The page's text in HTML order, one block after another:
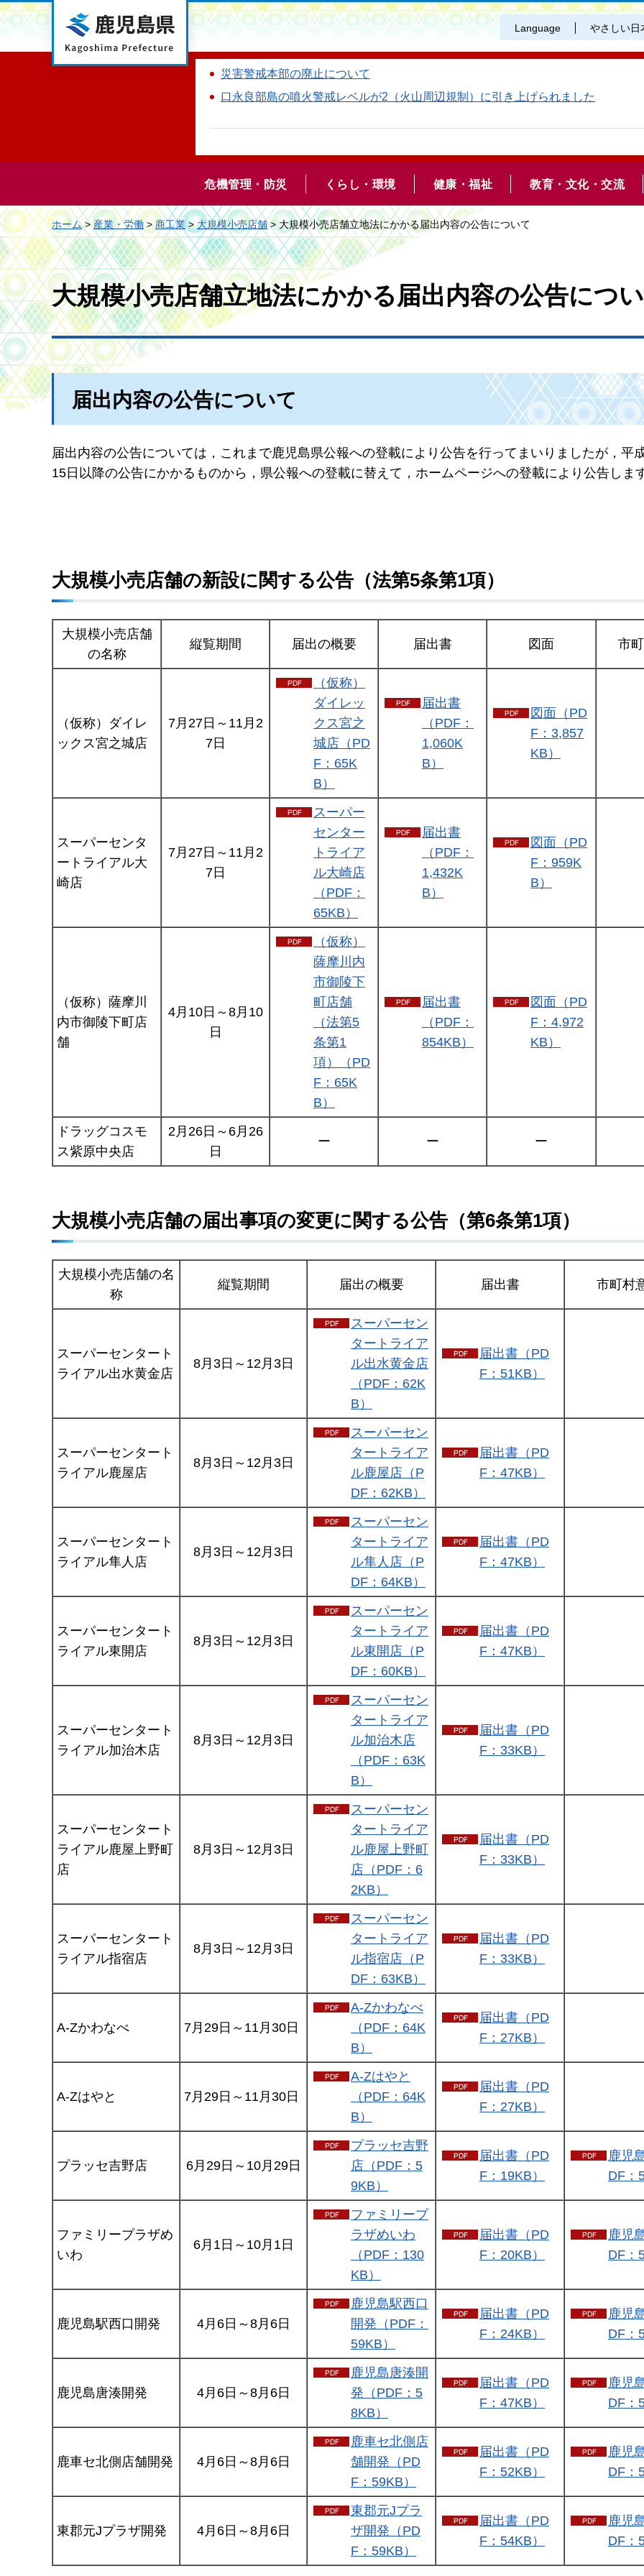
鹿児島県 Language やさしい日
災害警戒本部の廃止について
口永良部島の噴火警戒レベルが2（火山周辺規制）に引き上げられました
危機管理・防災 くらし・環境 健康・福祉 教育・文化・交流
ホーム>産業・労働>商工業>大規模小売店舗> 大規模小売店舗立地法にかかる届出内容の公告について
大規模小売店舗立地法にかかる届出内容の公告につ
届出内容の公告について
届出内容の公告については，これまで鹿児島県公報への登載により公告を行ってまいりましたが，平
15日以降の公告にかかるものから，県公報への登載に替えて，ホームページへの登載により公告します
大規模小売店舗の新設に関する公告（法第5条第1項）
大規模小売店舗
の名称
縦覧期間 届出の概要 届出書 図面 市
（仮称）ダイレ
ックス宮之城店
7月27日～11月2
7日
（仮称）
ダイレッ
クス宮之
城店（PD
F：65K
B）
届出書
（PDF：
1,060K
B）
図面（PD
F：3,857
KB）
スーパーセンタ
ートライアル大
崎店
7月27日～11月2
7日
スーパー
センター
トライア
ル大崎店
（PDF：
65KB）
届出書
（PDF：
1,432K
B）
図面（PD
F：959K
B）
（仮称）薩摩川
内市御陵下町店
舗
4月10日～8月10
日
（仮称）
薩摩川内
市御陵下
町店舗
（法第5
条第1
項）（PD
F：65K
B）
届出書
（PDF：
854KB）
図面（PD
F：4,972
KB）
ドラッグコスモ
ス紫原中央店
2月26日～6月26
日
ー ー ー
大規模小売店舗の届出事項の変更に関する公告（第6条第1項）
大規模小売店舗の名
称
縦覧期間 届出の概要 届出書 市町村
スーパーセンタート
ライアル出水黄金店
8月3日～12月3日
スーパーセン
タートライア
ル出水黄金店
（PDF：62K
B）
届出書（PD
F：51KB）
スーパーセンタート
ライアル鹿屋店
8月3日～12月3日
スーパーセン
タートライア
ル鹿屋店（P
DF：62KB）
届出書（PD
F：47KB）
スーパーセンタート
ライアル隼人店
8月3日～12月3日
スーパーセン
タートライア
ル隼人店（P
DF：64KB）
届出書（PD
F：47KB）
スーパーセンタート
ライアル東開店
8月3日～12月3日
スーパーセン
タートライア
ル東開店（P
DF：60KB）
届出書（PD
F：47KB）
スーパーセンタート
ライアル加治木店
8月3日～12月3日
スーパーセン
タートライア
ル加治木店
（PDF：63K
B）
届出書（PD
F：33KB）
スーパーセンタート
ライアル鹿屋上野町
店
8月3日～12月3日
スーパーセン
タートライア
ル鹿屋上野町
店（PDF：6
2KB）
届出書（PD
F：33KB）
スーパーセンタート
ライアル指宿店
8月3日～12月3日
スーパーセン
タートライア
ル指宿店（P
DF：63KB）
届出書（PD
F：33KB）
A-Zかわなべ 7月29日～11月30日
A-Zかわなべ
（PDF：64K
B）
届出書（PD
F：27KB）
A-Zはやと 7月29日～11月30日
A-Zはやと
（PDF：64K
B）
届出書（PD
F：27KB）
プラッセ吉野店 6月29日～10月29日
プラッセ吉野
店（PDF：5
9KB）
届出書（PD
F：19KB）
鹿児
DF：
ファミリープラザめ
いわ
6月1日～10月1日
ファミリープ
ラザめいわ
（PDF：130
KB）
届出書（PD
F：20KB）
鹿児
DF：
鹿児島駅西口開発 4月6日～8月6日
鹿児島駅西口
開発（PDF：
59KB）
届出書（PD
F：24KB）
鹿児
DF：
鹿児島唐湊開発 4月6日～8月6日
鹿児島唐湊開
発（PDF：5
8KB）
届出書（PD
F：47KB）
鹿児
DF：
鹿車セ北側店舗開発 4月6日～8月6日
鹿車セ北側店
舗開発（PD
F：59KB）
届出書（PD
F：52KB）
鹿児
DF：
東郡元Jプラザ開発 4月6日～8月6日
東郡元Jプラ
ザ開発（PD
F：59KB）
届出書（PD
F：54KB）
鹿児
DF：